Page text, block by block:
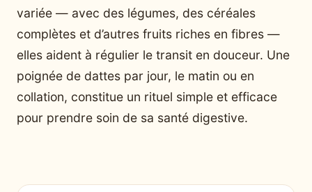
variée — avec des légumes, des céréales
complètes et d’autres fruits riches en fibres —
elles aident à régulier le transit en douceur. Une
poignée de dattes par jour, le matin ou en
collation, constitue un rituel simple et efficace
pour prendre soin de sa santé digestive.